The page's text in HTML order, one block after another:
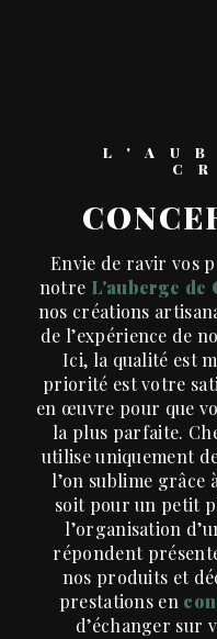
L'AUBERGE DE
Envie de ravir vos papilles ? Rendez-vous dans
notre L'auberge de
nos créations
de l’expérience de
Ici, la qualité est
priorité est votre
en œuvre pour que
la plus parfaite.
utilise uniquement
l’on sublime grâce
soit pour un petit
l’organisation
répondent
nos produits et
prestations en
d’échanger sur